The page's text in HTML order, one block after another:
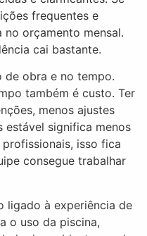
frequentes e
orçamento mensal.
cai bastante.
de obra e no tempo.
também é custo. Ter
menos ajustes
estável significa menos
isso fica
consegue trabalhar
ligado à experiência de
o uso da piscina,